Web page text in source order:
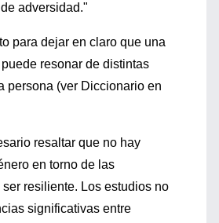
adversidad."
para dejar en claro que una
resonar de distintas
persona (ver Diccionario en
resaltar que no hay
en torno de las
resiliente. Los estudios no
significativas entre